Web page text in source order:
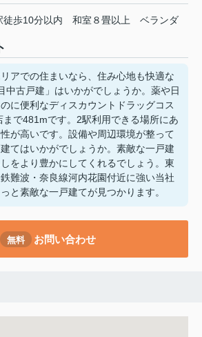
徒歩10分以内 和室８畳以上 ベランダ
アでの住まいなら、住み心地も快適な
中古戸建」はいかがでしょうか。薬や日
に便利なディスカウントドラッグコス
まで481mです。2駅利用できる場所にあ
が高いです。設備や周辺環境が整って
てはいかがでしょうか。素敵な一戸建
をより豊かにしてくれるでしょう。東
難波・奈良線河内花園付近に強い当社
と素敵な一戸建てが見つかります。
無料 お問い合わせ